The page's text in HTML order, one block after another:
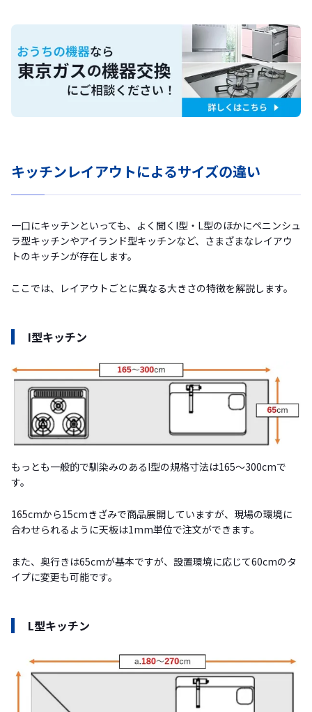
キッチンレイアウトによるサイズの違い
一口にキッチンといっても、よく聞くI型・L型のほかにペニンシュ
ラ型キッチンやアイランド型キッチンなど、さまざまなレイアウ
トのキッチンが存在します。
ここでは、レイアウトごとに異なる大きさの特徴を解説します。
I型キッチン
もっとも一般的で馴染みのあるI型の規格寸法は165〜300cmで
す。
165cmから15cmきざみで商品展開していますが、現場の環境に
合わせられるように天板は1mm単位で注文ができます。
また、奥行きは65cmが基本ですが、設置環境に応じて60cmのタ
イプに変更も可能です。
L型キッチン